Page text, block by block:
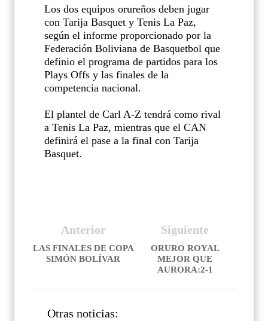
Los dos equipos orureños deben jugar
con Tarija Basquet y Tenis La Paz,
según el informe proporcionado por la
Federación Boliviana de Basquetbol que
definio el programa de partidos para los
Plays Offs y las finales de la
competencia nacional.
El plantel de Carl A-Z tendrá como rival
a Tenis La Paz, mientras que el CAN
definirá el pase a la final con Tarija
Basquet.
Siguiente
ORURO ROYAL
MEJOR QUE
AURORA:2-1
Anterior
LAS FINALES DE COPA
SIMÓN BOLÍVAR
Otras noticias: